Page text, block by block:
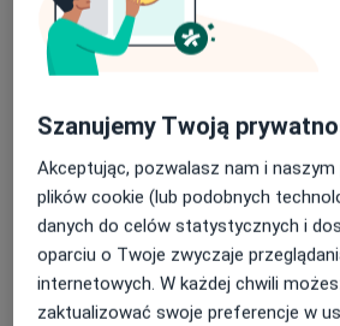
Konsultacja reumatologiczna
Umów
Konsultacja internistyczna
280 zł
Szczegółykonsultacja
Szanujemy Twoją
Akceptując, pozwalasz nam i
plików cookie (lub podobnych
danych do celów statystycznych i
oparciu o Twoje zwyczaje
internetowych. W każdej chwili
zaktualizować swoje preferencje w